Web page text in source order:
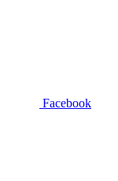
Facebook